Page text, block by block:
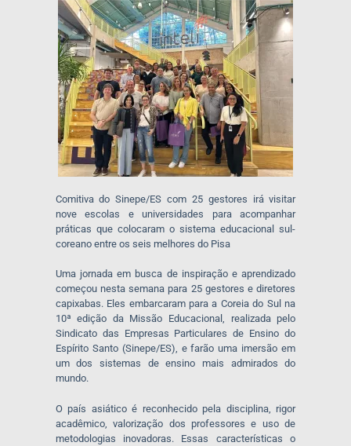
Comitiva do Sinepe/ES com 25 gestores irá visitar
nove escolas e universidades para acompanhar
práticas que colocaram o sistema educacional sul-
coreano entre os seis melhores do Pisa
Uma jornada em busca de inspiração e aprendizado
começou nesta semana para 25 gestores e diretores
capixabas. Eles embarcaram para a Coreia do Sul na
10ª edição da Missão Educacional, realizada pelo
Sindicato das Empresas Particulares de Ensino do
Espírito Santo (Sinepe/ES), e farão uma imersão em
um dos sistemas de ensino mais admirados do
mundo.
O país asiático é reconhecido pela disciplina, rigor
acadêmico, valorização dos professores e uso de
metodologias inovadoras. Essas características o